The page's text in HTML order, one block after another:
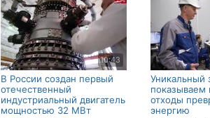
10:43
В России создан первый
отечественный
индустриальный двигатель
мощностью 32 МВт
Уникальный
показываем
отходы
энергию